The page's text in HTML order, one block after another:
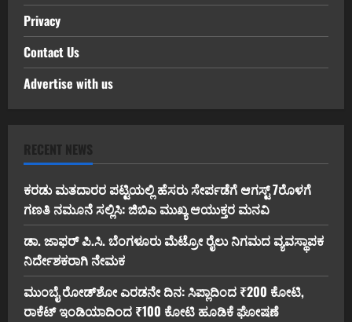
Privacy
Contact Us
Advertise with us
RECENT NEWS
ಕರಡು ಮತದಾರರ ಪಟ್ಟಿಯಲ್ಲಿ ಹೆಸರು ಸೇರ್ಪಡೆಗೆ ಆಗಸ್ಟ್ 7ರೊಳಗೆ
ಗಣತಿ ನಮೂನೆ ಸಲ್ಲಿಸಿ: ಜಿಬಿಎ ಮುಖ್ಯ ಆಯುಕ್ತರ ಮನವಿ
ಡಾ. ಜಾಫರ್ ಪಿ.ಸಿ. ಬೆಂಗಳೂರು ಮೆಟ್ರೋ ರೈಲು ನಿಗಮದ ವ್ಯವಸ್ಥಾಪಕ
ನಿರ್ದೇಶಕರಾಗಿ ನೇಮಕ
ಮುಂಬೈ ರೋಡ್‌ಶೋ ಎರಡನೇ ದಿನ: ಸಿಪ್ಲಾದಿಂದ ₹200 ಕೋಟಿ,
ರಾಕೆಟ್ ಇಂಡಿಯಾದಿಂದ ₹100 ಕೋಟಿ ಹೂಡಿಕೆ ಘೋಷಣೆ